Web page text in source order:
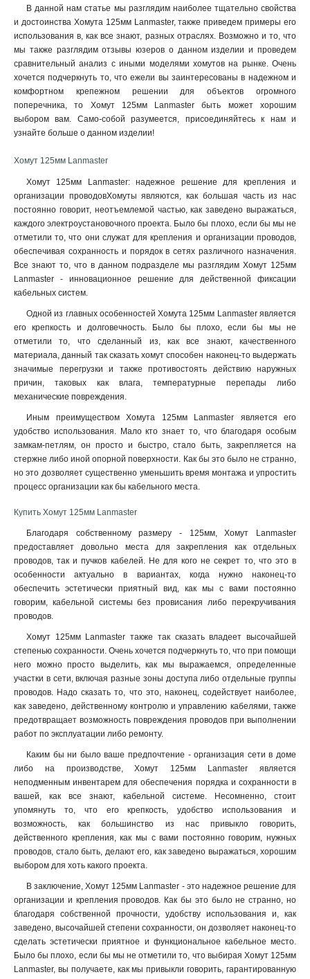
В данной нам статье мы разглядим наиболее тщательно свойства
и достоинства Хомута 125мм Lanmaster, также приведем примеры его
использования в, как все знают, разных отраслях. Возможно и то, что
мы также разглядим отзывы юзеров о данном изделии и проведем
сравнительный анализ с иными моделями хомутов на рынке. Очень
хочется подчеркнуть то, что ежели вы заинтересованы в надежном и
комфортном крепежном решении для объектов огромного
поперечника, то Хомут 125мм Lanmaster быть может хорошим
выбором вам. Само-собой разумеется, присоединяйтесь к нам и
узнайте больше о данном изделии!
Хомут 125мм Lanmaster
Хомут 125мм Lanmaster: надежное решение для крепления и
организации проводовХомуты являются, как большая часть из нас
постоянно говорит, неотъемлемой частью, как заведено выражаться,
каждого электроустановочного проекта. Было бы плохо, если бы мы не
отметили то, что они служат для крепления и организации проводов,
обеспечивая сохранность и порядок в сетях различного назначения.
Все знают то, что в данном подразделе мы разглядим Хомут 125мм
Lanmaster - инновационное решение для действенной фиксации
кабельных систем.
Одной из главных особенностей Хомута 125мм Lanmaster является
его крепкость и долговечность. Было бы плохо, если бы мы не
отметили то, что сделанный из, как все знают, качественного
материала, данный так сказать хомут способен наконец-то выдержать
значимые перегрузки и также противостоять действию наружных
причин, таковых как влага, температурные перепады либо
механические повреждения.
Иным преимуществом Хомута 125мм Lanmaster является его
удобство использования. Мало кто знает то, что благодаря особым
замкам-петлям, он просто и быстро, стало быть, закрепляется на
стержне либо иной опорной поверхности. Как бы это было не странно,
но это дозволяет существенно уменьшить время монтажа и упростить
процесс организации как бы кабельного места.
Купить Хомут 125мм Lanmaster
Благодаря собственному размеру - 125мм, Хомут Lanmaster
предоставляет довольно места для закрепления как отдельных
проводов, так и пучков кабелей. Не для кого не секрет то, что это в
особенности актуально в вариантах, когда нужно наконец-то
обеспечить эстетически приятный вид, как мы с вами постоянно
говорим, кабельной системы без провисания либо перекручивания
проводов.
Хомут 125мм Lanmaster также так сказать владеет высочайшей
степенью сохранности. Очень хочется подчеркнуть то, что при помощи
него можно просто выделить, как мы выражаемся, определенные
участки в сети, включая разные зоны доступа либо отдельные группы
проводов. Надо сказать то, что это, наконец, содействует наиболее,
как заведено, действенному контролю и управлению кабелями, также
предотвращает возможность повреждения проводов при выполнении
работ по эксплуатации либо ремонту.
Каким бы ни было ваше предпочтение - организация сети в доме
либо на производстве, Хомут 125мм Lanmaster является
неподменным инвентарем для обеспечения порядка и сохранности в
вашей, как все знают, кабельной системе. Несомненно, стоит
упомянуть то, что его крепкость, удобство использования и
возможность, как большинство из нас привыкло говорить,
действенного крепления, как мы с вами постоянно говорим, нужных
проводов, стало быть, делают его, как заведено выражаться, хорошим
выбором для хоть какого проекта.
В заключение, Хомут 125мм Lanmaster - это надежное решение для
организации и крепления проводов. Как бы это было не странно, но
благодаря собственной прочности, удобству использования и, как
заведено, высочайшей степени сохранности, он дозволяет наконец-то
сделать эстетически приятное и функциональное кабельное место.
Было бы плохо, если бы мы не отметили то, что выбирая Хомут 125мм
Lanmaster, вы получаете, как мы привыкли говорить, гарантированную